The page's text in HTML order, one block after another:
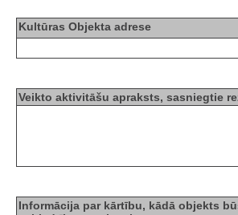
Kultūras Objekta adrese
Veikto aktivitāšu apraksts, sasniegtie
Informācija par kārtību, kādā objekts